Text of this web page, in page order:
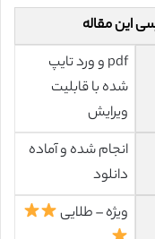
این مقاله
pdf و ورد تایپ
شده با قابلیت
ویرایش
انجام شده و آماده
دانلود
ویژه – طلایی